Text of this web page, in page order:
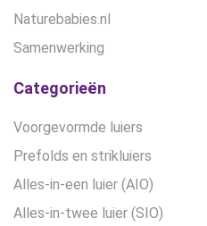
Naturebabies.nl
Samenwerking
Categorieën
Voorgevormde luiers
Prefolds en strikluiers
Alles-in-een luier (AIO)
Alles-in-twee luier (SIO)